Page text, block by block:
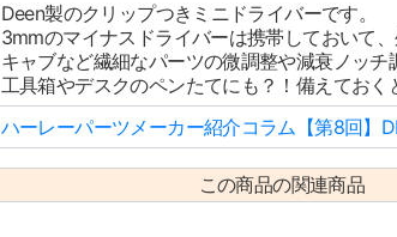
Deen製のクリップつきミニドライバーです。
3mmのマイナスドライバーは携帯しておいて
キャブなど繊細なパーツの微調整や減衰ノッ
工具箱やデスクのペンたてにも？！備えておく
ハーレーパーツメーカー紹介コラム【第8回】
この商品の関連商品